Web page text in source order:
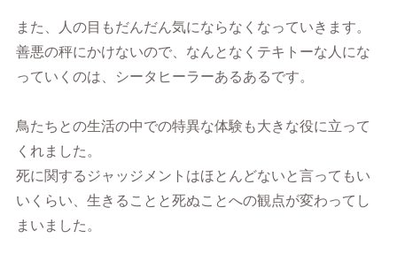
また、人の目もだんだん気にならなくなっていきます。
善悪の秤にかけないので、なんとなくテキトーな人にな
っていくのは、シータヒーラーあるあるです。
鳥たちとの生活の中での特異な体験も大きな役に立って
くれました。
死に関するジャッジメントはほとんどないと言ってもい
いくらい、生きることと死ぬことへの観点が変わってし
まいました。